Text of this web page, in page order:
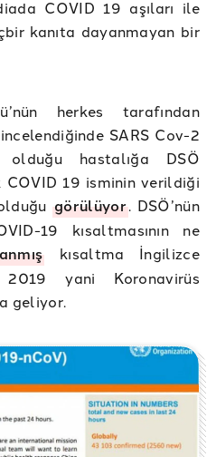
COVID 19 aşıları ile
kanıta dayanmayan bir
herkes tarafından
SARS Cov-2
hastalığa DSÖ
19 isminin verildiği
görülüyor. DSÖ’nün
19 kısaltmasının ne
kısaltma İngilizce
2019 yani Koronavirüs
geliyor.